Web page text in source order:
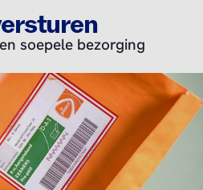
soepele bezorging